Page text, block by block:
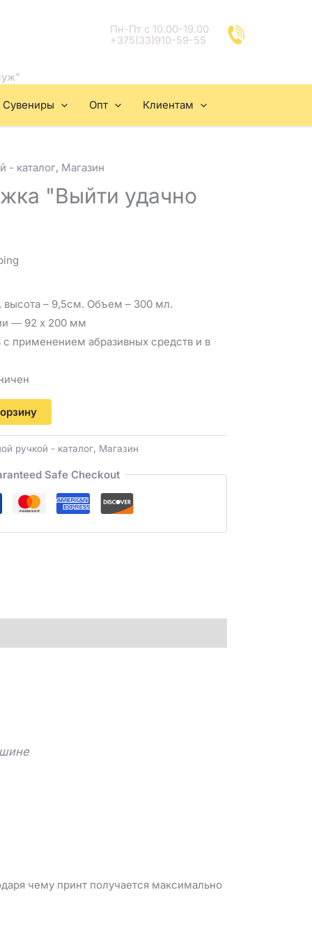
Пн-Пт с 10.00-19.00
+375(33)910-59-55
Сувениры Опт Клиентам
- каталог, Магазин
"Выйти удачно
– 9,5см. Объем – 300 мл.
― 92 х 200 мм
применением абразивных средств и в
ручкой - каталог, Магазин
Safe Checkout
чему принт получается максимально